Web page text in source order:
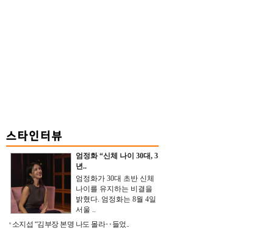
엄정화 “신체 나이 30대, 3
년..
엄정화가 30대 초반 신체
나이를 유지하는 비결을
밝혔다. 엄정화는 8월 4일
서울 ..
소지섭 “김부장 본명 나도 몰라‥들었..